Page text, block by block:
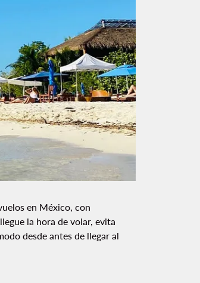
en México, con
la hora de volar, evita
desde antes de llegar al